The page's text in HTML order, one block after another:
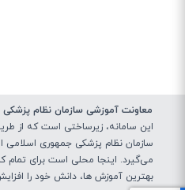
معاونت آموزشی سازمان نظام پزشکی
این سامانه، زیرساختی‌ است که از
سازمان نظام پزشکی جمهوری اسلامی
می‌گیرد. اینجا محلی است برای تمام
بهترین آموزش ها، دانش خود را